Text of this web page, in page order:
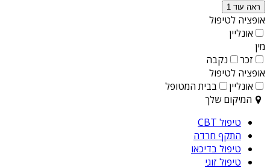
ראה עוד 1
אופציה לטיפול
אונליין
מין
זכר
נקבה
אופציה לטיפול
אונליין
בבית המטופל
המיקום שלך
טיפול CBT
התקף חרדה
טיפול בדיכאו
טיפול זוגי